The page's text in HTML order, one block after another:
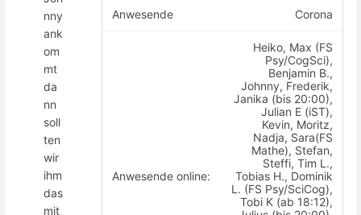
Anwesende Corona
Anwesende online:
Heiko, Max (FS
Psy/CogSci),
Benjamin B.,
Johnny, Frederik,
Janika (bis 20:00),
Julian E (iST),
Kevin, Moritz,
Nadja, Sara(FS
Mathe), Stefan,
Steffi, Tim L.,
Tobias H., Dominik
L. (FS Psy/SciCog),
Tobi K (ab 18:12),
nny
ank
om
mt
da
nn
soll
ten
wir
ihm
das
mit